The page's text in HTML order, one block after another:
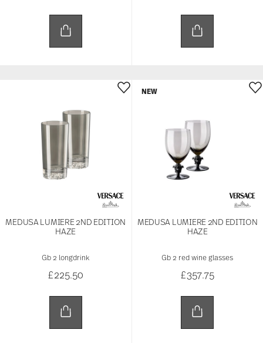
MEDUSA LUMIERE 2ND EDITION
HAZE
Gb 2 longdrink
£225.50
MEDUSA LUMIERE 2ND EDITION
HAZE
Gb 2 red wine glasses
£357.75
NEW